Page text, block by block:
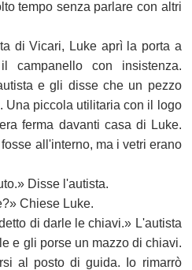
tempo senza parlare con altri
di Vicari, Luke aprì la porta a
campanello con insistenza.
e gli disse che un pezzo
Una piccola utilitaria con il logo
ferma davanti casa di Luke.
all'interno, ma i vetri erano
Disse l'autista.
Chiese Luke.
di darle le chiavi.» L'autista
e gli porse un mazzo di chiavi.
al posto di guida. Io rimarrò